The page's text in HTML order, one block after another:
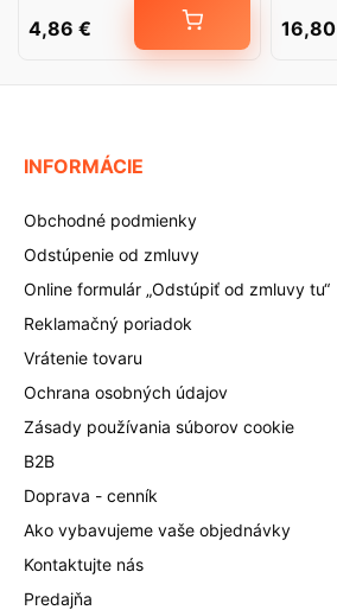
4,86 € 16,80
INFORMÁCIE
Obchodné podmienky
Odstúpenie od zmluvy
Online formulár „Odstúpiť od zmluvy tu“
Reklamačný poriadok
Vrátenie tovaru
Ochrana osobných údajov
Zásady používania súborov cookie
B2B
Doprava - cenník
Ako vybavujeme vaše objednávky
Kontaktujte nás
Predajňa